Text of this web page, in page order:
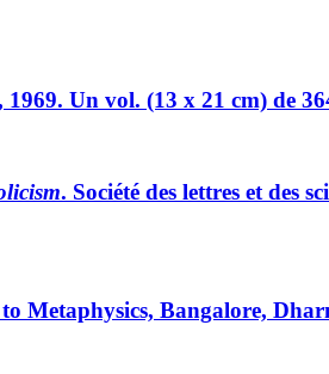
Un vol. (13 x 21 cm) de
. Société des lettres et des
Metaphysics, Bangalore,